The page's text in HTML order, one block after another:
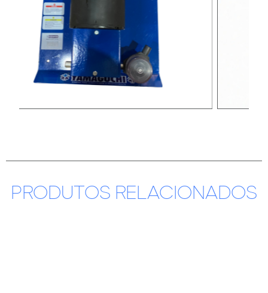
PRODUTOS RELACIONADOS